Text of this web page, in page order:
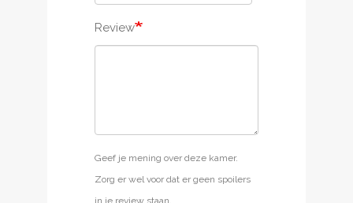
Review
Geef je mening over deze kamer.
Zorg er wel voor dat er geen spoilers
in je review staan.